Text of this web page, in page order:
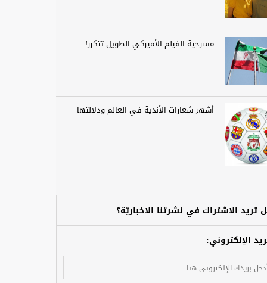
مسرحية الفيلم الأميركي الطويل تتكرر!
أشهر شعارات الأندية في العالم ودلالتها
تريد الاشتراك في نشرتنا الاخباريّة؟
الإلكتروني: